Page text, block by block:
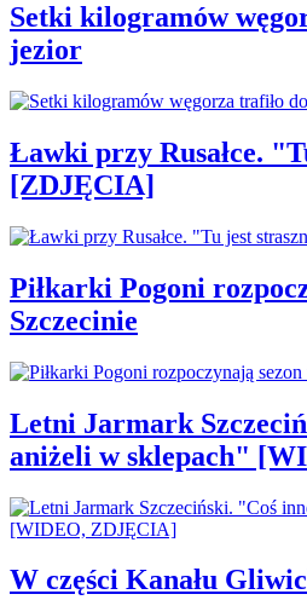
Setki kilogramów
jezior
Ławki przy Rusałce.
[ZDJĘCIA]
Piłkarki Pogoni
Szczecinie
Letni Jarmark
aniżeli w sklepach"
W części Kanału